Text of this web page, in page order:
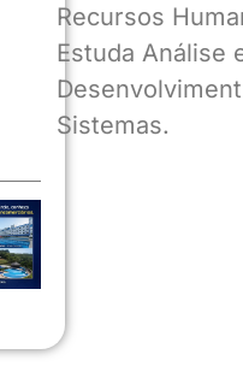
Recursos
Estuda Análise
Sistemas.